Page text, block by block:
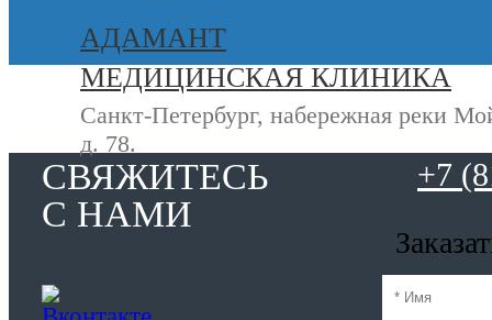
АДАМАНТ
МЕДИЦИНСКАЯ КЛИНИКА
Санкт-Петербург, набережная реки
д. 78.
СВЯЖИТЕСЬ
С НАМИ
+7